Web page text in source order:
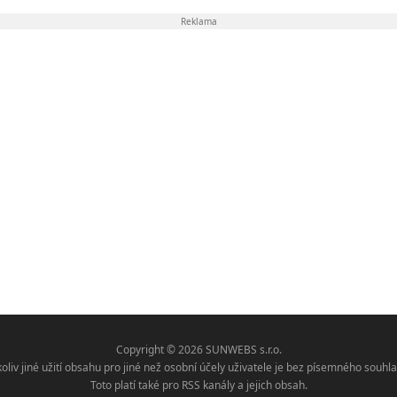
Reklama
Copyright © 2026 SUNWEBS s.r.o.
jiné užití obsahu pro jiné než osobní účely uživatele je bez písemného
Toto platí také pro RSS kanály a jejich obsah.